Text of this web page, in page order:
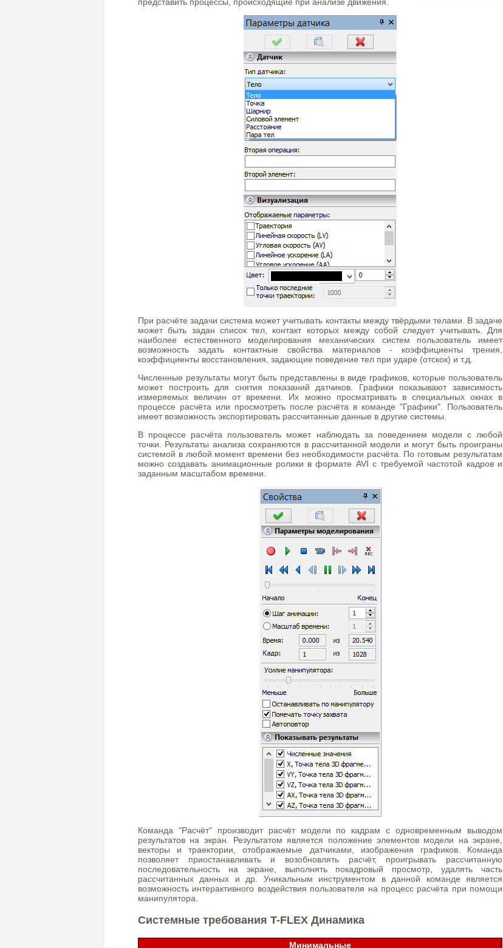
При расчёте задачи система может учитывать контакты между твёрдыми телами. В задаче
может быть задан список тел, контакт которых между собой следует учитывать. Для
наиболее естественного моделирования механических систем пользователь имеет
возможность задать контактные свойства материалов - коэффициенты трения,
коэффициенты восстановления, задающие поведение тел при ударе (отскок) и т.д.
Численные результаты могут быть представлены в виде графиков, которые пользователь
может построить для снятия показаний датчиков. Графики показывают зависимость
измеряемых величин от времени. Их можно просматривать в специальных окнах в
процессе расчёта или просмотреть после расчёта в команде "Графики". Пользователь
имеет возможность экспортировать рассчитанные данные в другие системы.
В процессе расчёта пользователь может наблюдать за поведением модели с любой
точки. Результаты анализа сохраняются в рассчитанной модели и могут быть проиграны
системой в любой момент времени без необходимости расчёта. По готовым результатам
можно создавать анимационные ролики в формате AVI с требуемой частотой кадров и
заданным масштабом времени.
Команда "Расчёт" производит расчёт модели по кадрам с одновременным выводом
результатов на экран. Результатом является положение элементов модели на экране,
векторы и траектории, отображаемые датчиками, изображения графиков. Команда
позволяет приостанавливать и возобновлять расчёт, проигрывать рассчитанную
последовательность на экране, выполнять покадровый просмотр, удалять часть
рассчитанных данных и др. Уникальным инструментом в данной команде является
возможность интерактивного воздействия пользователя на процесс расчёта при помощи
манипулятора.
Системные требования T-FLEX Динамика
Минимальные